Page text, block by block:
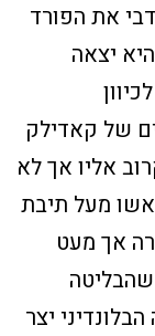
את הפורד
יצאה
של קאדילק
אליו אך לא
מעל תיבת
אך מעט
שהבליטה
יצר